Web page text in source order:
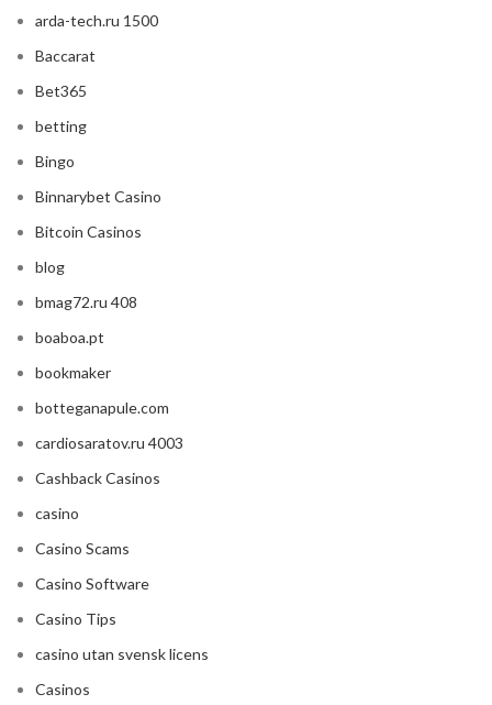
arda-tech.ru 1500
Baccarat
Bet365
betting
Bingo
Binnarybet Casino
Bitcoin Casinos
blog
bmag72.ru 408
boaboa.pt
bookmaker
botteganapule.com
cardiosaratov.ru 4003
Cashback Casinos
casino
Casino Scams
Casino Software
Casino Tips
casino utan svensk licens
Casinos